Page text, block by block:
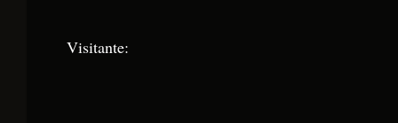
Visitante: